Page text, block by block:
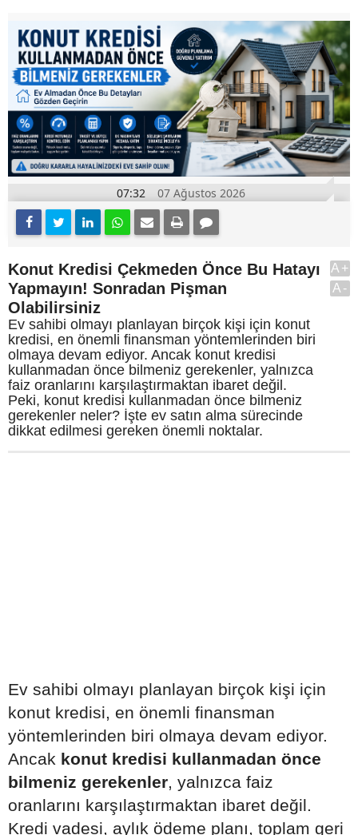
07:32 07 Ağustos 2026
Konut Kredisi Çekmeden Önce Bu Hatayı
Yapmayın! Sonradan Pişman
Olabilirsiniz
Ev sahibi olmayı planlayan birçok kişi için konut
kredisi, en önemli finansman yöntemlerinden biri
olmaya devam ediyor. Ancak konut kredisi
kullanmadan önce bilmeniz gerekenler, yalnızca
faiz oranlarını karşılaştırmaktan ibaret değil.
Peki, konut kredisi kullanmadan önce bilmeniz
gerekenler neler? İşte ev satın alma sürecinde
dikkat edilmesi gereken önemli noktalar.
A+
A-
Ev sahibi olmayı planlayan birçok kişi için
konut kredisi, en önemli finansman
yöntemlerinden biri olmaya devam ediyor.
Ancak konut kredisi kullanmadan önce
bilmeniz gerekenler, yalnızca faiz
oranlarını karşılaştırmaktan ibaret değil.
Kredi vadesi, aylık ödeme planı, toplam geri